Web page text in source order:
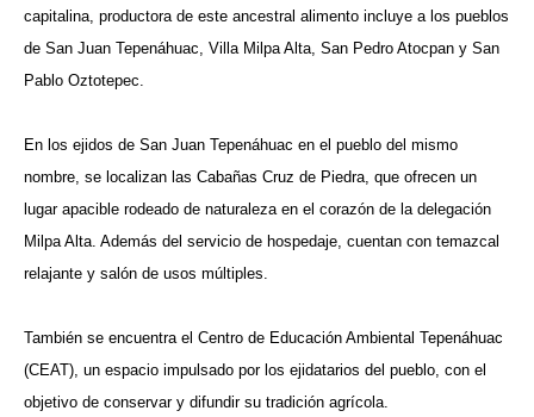
capitalina, productora de este ancestral alimento incluye a los pueblos
de San Juan Tepenáhuac, Villa Milpa Alta, San Pedro Atocpan y San
Pablo Oztotepec.
En los ejidos de San Juan Tepenáhuac en el pueblo del mismo
nombre, se localizan las Cabañas Cruz de Piedra, que ofrecen un
lugar apacible rodeado de naturaleza en el corazón de la delegación
Milpa Alta. Además del servicio de hospedaje, cuentan con temazcal
relajante y salón de usos múltiples.
También se encuentra el Centro de Educación Ambiental Tepenáhuac
(CEAT), un espacio impulsado por los ejidatarios del pueblo, con el
objetivo de conservar y difundir su tradición agrícola.